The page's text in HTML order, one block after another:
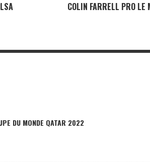
COLIN FARRELL PRO LE
DU MONDE QATAR 2022